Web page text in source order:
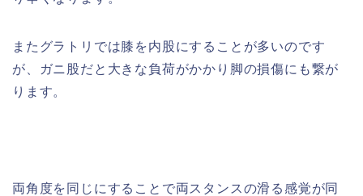
またグラトリでは膝を内股にすることが多いのです
が、ガニ股だと大きな負荷がかかり脚の損傷にも繋が
ります。
両角度を同じにすることで両スタンスの滑る感覚が同